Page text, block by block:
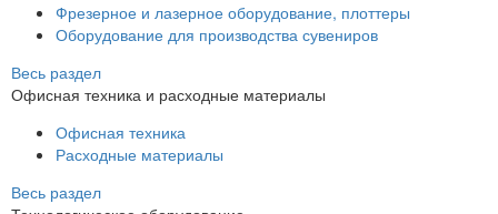
Фрезерное и лазерное оборудование, плоттеры
Оборудование для производства сувениров
Весь раздел
Офисная техника и расходные материалы
Офисная техника
Расходные материалы
Весь раздел